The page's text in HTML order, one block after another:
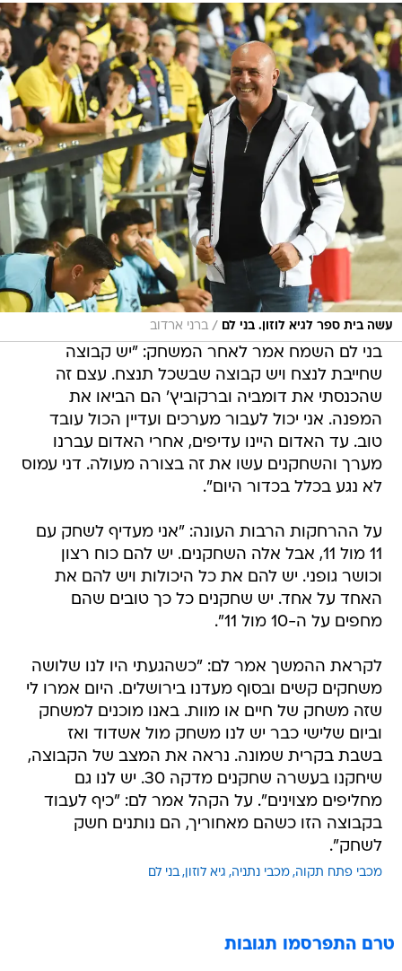
עשה בית ספר לגיא לוזון. בני לם / ברני ארדוב
בני לם השמח אמר לאחר המשחק: "יש קבוצה
שחייבת לנצח ויש קבוצה שבשכל תנצח. עצם זה
שהכנסתי את דומביה וברקוביץ' הם הביאו את
המפנה. אני יכול לעבור מערכים ועדיין הכול עובד
טוב. עד האדום היינו עדיפים, אחרי האדום עברנו
מערך והשחקנים עשו את זה בצורה מעולה. דני עמוס
לא נגע בכלל בכדור היום".
על ההרחקות הרבות העונה: "אני מעדיף לשחק עם
11 מול 11, אבל אלה השחקנים. יש להם כוח רצון
וכושר גופני. יש להם את כל היכולות ויש להם את
האחד על אחד. יש שחקנים כל כך טובים שהם
מחפים על ה-10 מול 11".
לקראת ההמשך אמר לם: "כשהגעתי היו לנו שלושה
משחקים קשים ובסוף מעדנו בירושלים. היום אמרו לי
שזה משחק של חיים או מוות. באנו מוכנים למשחק
וביום שלישי כבר יש לנו משחק מול אשדוד ואז
בשבת בקרית שמונה. נראה את המצב של הקבוצה,
שיחקנו בעשרה שחקנים מדקה 30. יש לנו גם
מחליפים מצוינים". על הקהל אמר לם: "כיף לעבוד
בקבוצה הזו כשהם מאחוריך, הם נותנים חשק
לשחק".
מכבי פתח תקוה מכבי נתניה גיא לוזון בני לם
טרם התפרסמו תגובות